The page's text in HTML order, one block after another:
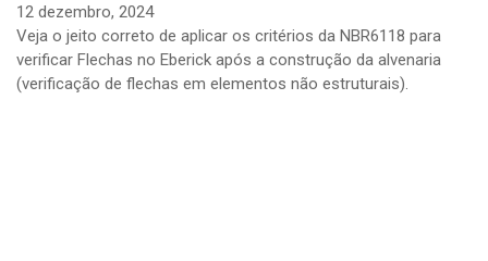
12 dezembro, 2024
Veja o jeito correto de aplicar os critérios da NBR6118 para
verificar Flechas no Eberick após a construção da alvenaria
(verificação de flechas em elementos não estruturais).